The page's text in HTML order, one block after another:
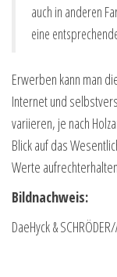
auch in anderen
eine
Erwerben kann man
Internet und
variieren, je nach
Blick auf das
Werte
Bildnachweis:
DaeHyck &